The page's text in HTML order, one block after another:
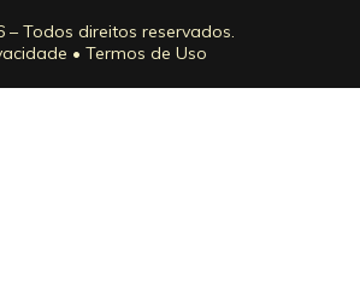
– Todos direitos reservados.
• Termos de Uso